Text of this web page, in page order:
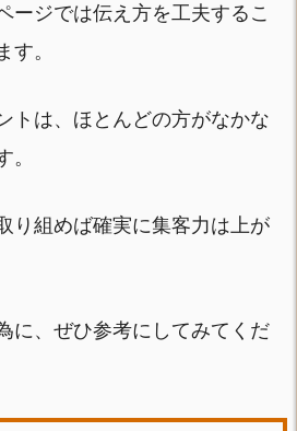
ージでは伝え方を工夫するこ
す。
トは、ほとんどの方がなかな
。
り組めば確実に集客力は上が
に、ぜひ参考にしてみてくだ